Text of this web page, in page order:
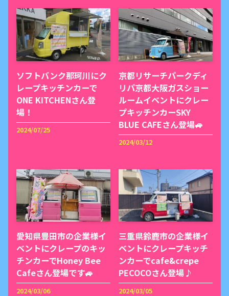
ソフトバンク那珂川にク
レープキッチンカーで
ONE KITCHENさん登
場！
2024/07/25
京都リサーチパークディ
リパ京都大阪ガスショー
ルームイベントにクレー
プキッチンカーSKY
BLUE CAFEさん登場🚙
2024/03/12
愛知県豊田市の企業様イ
ベントにクレープのキッ
チンカーでHoney Bee
Cafeさん登場です🚙
2024/03/06
三重県鈴鹿市の企業様イ
ベントにクレープキッチ
ンカーでcafe&crepe
PECOCOさん登場♪
2024/03/05